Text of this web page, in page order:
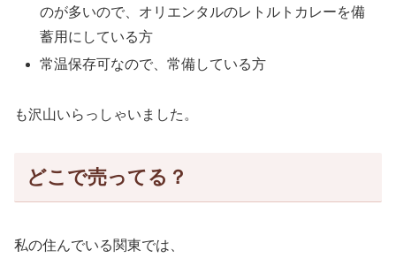
のが多いので、オリエンタルのレトルトカレーを備
蓄用にしている方
常温保存可なので、常備している方
も沢山いらっしゃいました。
どこで売ってる？
私の住んでいる関東では、